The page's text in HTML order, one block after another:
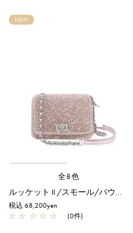
NEW
全8色
ルッケット II /スモール/パウダリーピンクシルバー
税込 68,200yen
☆ ☆ ☆ ☆ ☆ (0件)